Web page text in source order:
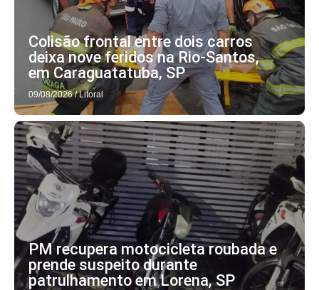
Colisão frontal entre dois carros
deixa nove feridos na Rio-Santos,
em Caraguatatuba, SP
09/08/2026 / Litoral
PM recupera motocicleta roubada e
prende suspeito durante
patrulhamento em Lorena, SP